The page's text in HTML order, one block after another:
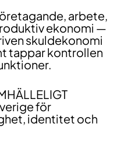
arbete,
ekonomi —
skuldekonomi
tappar kontrollen
för
identitet och